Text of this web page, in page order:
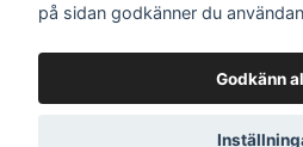
© 2026
på sidan godkänner du
Godkänn